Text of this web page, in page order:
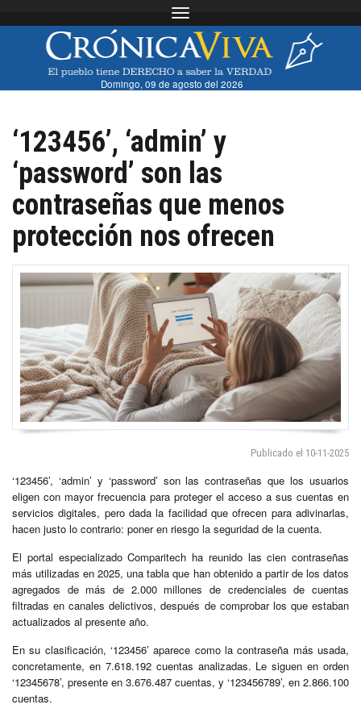
Toggle navigation
Domingo, 09 de agosto del 2026
‘123456’, ‘admin’ y
‘password’ son las
contraseñas que menos
protección nos ofrecen
Publicado el 10-11-2025
‘123456’, ‘admin’ y ‘password’ son las contraseñas que los usuarios
eligen con mayor frecuencia para proteger el acceso a sus cuentas en
servicios digitales, pero dada la facilidad que ofrecen para adivinarlas,
hacen justo lo contrario: poner en riesgo la seguridad de la cuenta.
El portal especializado Comparitech ha reunido las cien contraseñas
más utilizadas en 2025, una tabla que han obtenido a partir de los datos
agregados de más de 2.000 millones de credenciales de cuentas
filtradas en canales delictivos, después de comprobar los que estaban
actualizados al presente año.
En su clasificación, ‘123456’ aparece como la contraseña más usada,
concretamente, en 7.618.192 cuentas analizadas. Le siguen en orden
‘12345678’, presente en 3.676.487 cuentas, y ‘123456789’, en 2.866.100
cuentas.